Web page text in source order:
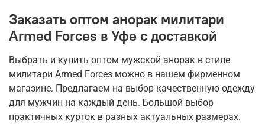
Заказать оптом анорак милитари
Armed Forces в Уфе с доставкой
Выбрать и купить оптом мужской анорак в стиле
милитари Armed Forces можно в нашем фирменном
магазине. Предлагаем на выбор качественную одежду
для мужчин на каждый день. Большой выбор
практичных курток в разных актуальных размерах.